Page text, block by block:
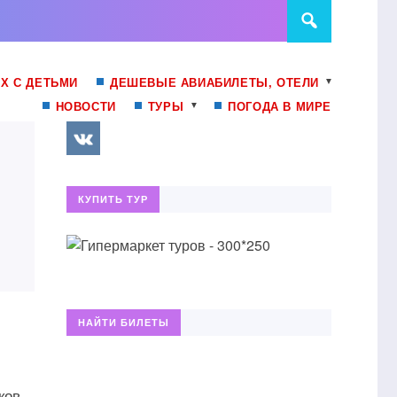
С ДЕТЬМИ
ДЕШЕВЫЕ АВИАБИЛЕТЫ, ОТЕЛИ
НОВОСТИ
ТУРЫ ПОГОДА В МИРЕ
КУПИТЬ ТУР
НАЙТИ БИЛЕТЫ